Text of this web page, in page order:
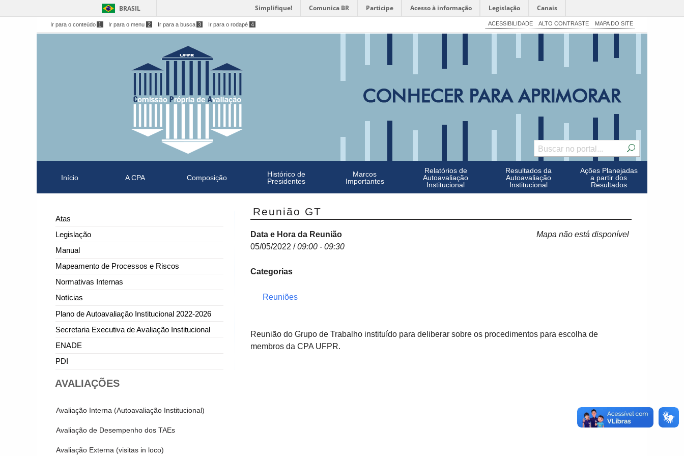
BRASIL Simplifique! Comunica BR Participe Acesso à informação Legislação Canais
Ir para o conteúdo 1 Ir para o menu 2 Ir para a busca 3 Ir para o rodapé 4 ACESSIBILIDADE ALTO CONTRASTE MAPA DO SITE
Início A CPA Composição
Histórico de
Presidentes
Marcos
Importantes
Relatórios de
Autoavaliação
Institucional
Resultados da
Autoavaliação
Institucional
Ações Planejadas
a partir dos
Resultados
Atas
Legislação
Manual
Mapeamento de Processos e Riscos
Normativas Internas
Notícias
Plano de Autoavaliação Institucional 2022-2026
Secretaria Executiva de Avaliação Institucional
ENADE
PDI
AVALIAÇÕES
Avaliação Interna (Autoavaliação Institucional)
Avaliação de Desempenho dos TAEs
Avaliação Externa (visitas in loco)
Reunião GT
Mapa não está disponível
Data e Hora da Reunião
05/05/2022 /09:00 - 09:30
Categorias
Reuniões
Reunião do Grupo de Trabalho instituído para deliberar sobre os procedimentos para escolha de
membros da CPA UFPR.